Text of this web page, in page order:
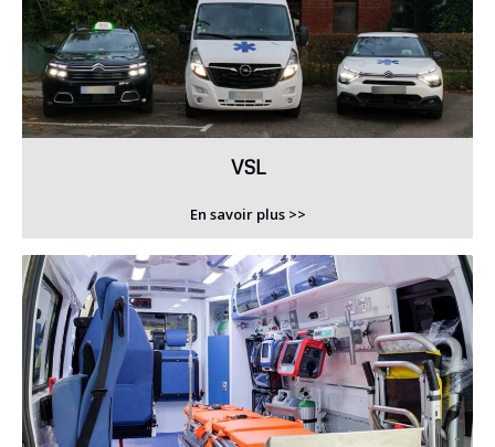
VSL
En savoir plus >>